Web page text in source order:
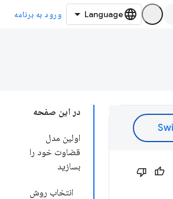
ورود به برنامه
در این صفحه
اولین مدل
قضاوت خود را
بسازید
انتخاب روش